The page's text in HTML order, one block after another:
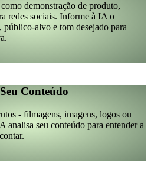
demonstração de produto,
redes sociais. Informe à IA o
alvo e tom desejado para
Conteúdo
- filmagens, imagens, logos ou
analisa seu conteúdo para entender a